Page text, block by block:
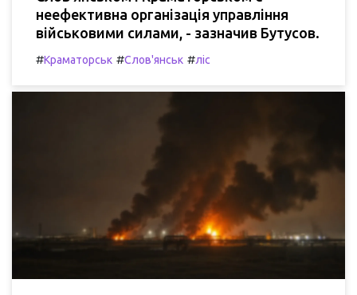
неефективна організація управління
військовими силами, - зазначив Бутусов.
#Краматорськ #Слов'янськ #ліс